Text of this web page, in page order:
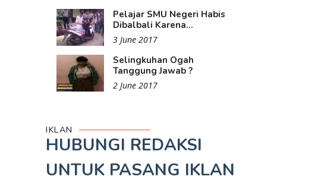
Pelajar SMU Negeri Habis
Dibalbali Karena...
3 June 2017
Selingkuhan Ogah
Tanggung Jawab ?
2 June 2017
IKLAN
HUBUNGI REDAKSI
UNTUK PASANG IKLAN